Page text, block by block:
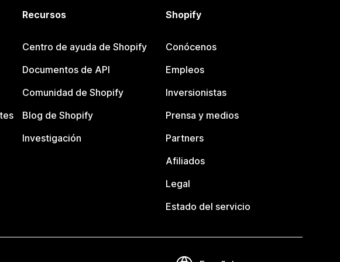
Recursos
Centro de ayuda de Shopify
Documentos de API
Comunidad de Shopify
Blog de Shopify
Investigación
Shopify
Conócenos
Empleos
Inversionistas
Prensa y medios
Partners
Afiliados
Legal
Estado del servicio